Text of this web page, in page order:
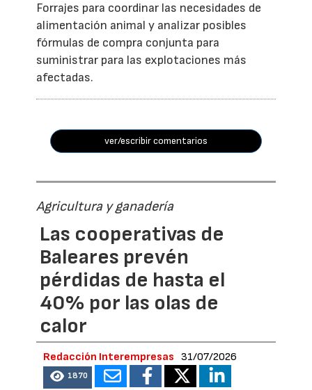
Forrajes para coordinar las necesidades de
alimentación animal y analizar posibles
fórmulas de compra conjunta para
suministrar para las explotaciones más
afectadas.
ver/escribir comentarios
Agricultura y ganadería
Las cooperativas de
Baleares prevén
pérdidas de hasta el
40% por las olas de
calor
Redacción Interempresas 31/07/2026
1870